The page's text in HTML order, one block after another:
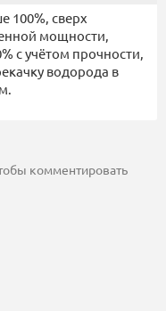
100%, сверх
мощности,
с учётом прочности,
водорода в
комментировать